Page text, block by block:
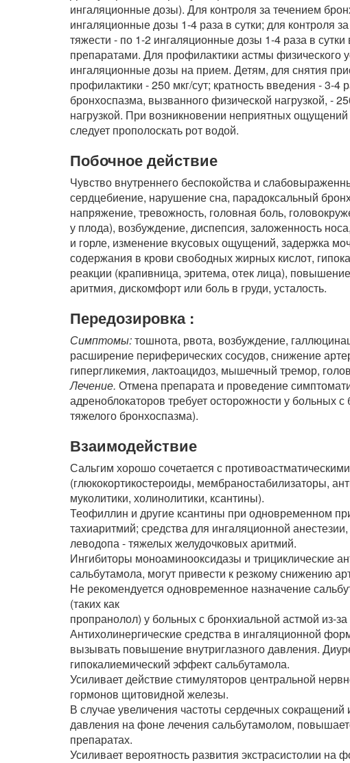
ингаляционные дозы). Для контроля за течением
ингаляционные дозы 1-4 раза в сутки; для контроля
тяжести - по 1-2 ингаляционные дозы 1-4 раза в
препаратами. Для профилактики астмы физического
ингаляционные дозы на прием. Детям, для снятия
профилактики - 250 мкг/сут; кратность введения - 3-
бронхоспазма, вызванного физической нагрузкой, -
нагрузкой. При возникновении неприятных
следует прополоскать рот водой.
Побочное действие
Чувство внутреннего беспокойства и
сердцебиение, нарушение сна, парадоксальный
напряжение, тревожность, головная боль,
у плода), возбуждение, диспепсия, заложенность
и горле, изменение вкусовых ощущений, задержка
содержания в крови свободных жирных кислот,
реакции (крапивница, эритема, отек лица),
аритмия, дискомфорт или боль в груди, усталость.
Передозировка :
Симптомы:тошнота, рвота, возбуждение,
расширение периферических сосудов, снижение
гипергликемия, лактоацидоз, мышечный тремор,
Лечение. Отмена препарата и проведение
адреноблокаторов требует осторожности у больных
тяжелого бронхоспазма).
Взаимодействие
Сальгим хорошо сочетается с
(глюкокортикостероиды, мембраностабилизаторы,
муколитики, холинолитики, ксантины).
Теофиллин и другие ксантины при одновременном
тахиаритмий; средства для ингаляционной анестезии,
леводопа - тяжелых желудочковых аритмий.
Ингибиторы моноаминооксидазы и трициклические
сальбутамола, могут привести к резкому снижению
Не рекомендуется одновременное назначение
(таких как
пропранолол) у больных с бронхиальной астмой из-
Антихолинергические средства в ингаляционной
вызывать повышение внутриглазного давления.
гипокалиемический эффект сальбутамола.
Усиливает действие стимуляторов центральной
гормонов щитовидной железы.
В случае увеличения частоты сердечных
давления на фоне лечения сальбутамолом,
препаратах.
Усиливает вероятность развития экстрасистолии на